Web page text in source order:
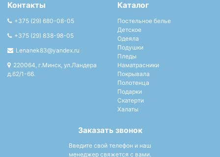
Контакты
+375 (29) 680-08-05
+375 (29) 838-98-05
Lenanek83@yandex.ru
220064, г.Минск, ул.Ландера
д.62/1-66.
Каталог
Постельное белье
Детское
Одеяла
Подушки
Пледы
Наматрасники
Покрывала
Полотенца
Подарки
Скатерти
Халаты
Заказать звонок
Введите свой телефон и наш
менеджер свяжется с вами.